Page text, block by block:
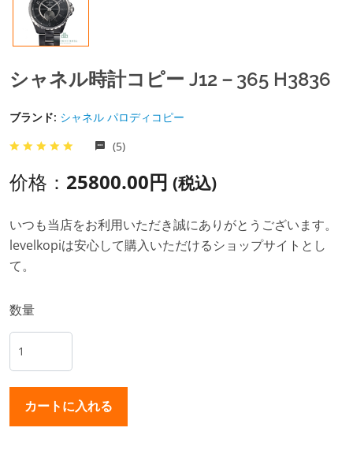
シャネル時計コピー J12－365 H3836
ブランド: シャネル パロディコピー
(5)
价格： 25800.00円 (税込)
いつも当店をお利用いただき誠にありがとうございます。
levelkopiは安心して購入いただけるショップサイトとし
て。
数量